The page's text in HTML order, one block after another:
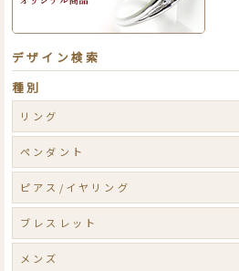
デザイン検索
種別
リング
ペンダント
ピアス/イヤリング
ブレスレット
メンズ